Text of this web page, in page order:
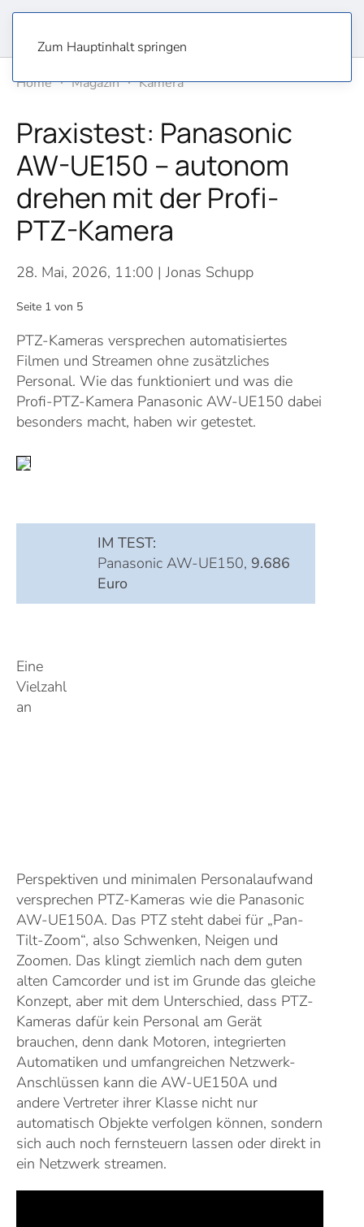
Zum Hauptinhalt springen
Home
Magazin Kamera
Praxistest: Panasonic
AW-UE150 – autonom
drehen mit der Profi-
PTZ-Kamera
28. Mai, 2026, 11:00 | Jonas Schupp
Seite 1 von 5
PTZ-Kameras versprechen automatisiertes
Filmen und Streamen ohne zusätzliches
Personal. Wie das funktioniert und was die
Profi-PTZ-Kamera Panasonic AW-UE150 dabei
besonders macht, haben wir getestet.
IM TEST:
Panasonic AW-UE150, 9.686
Euro
Eine
Vielzahl
an
Perspektiven und minimalen Personalaufwand
versprechen PTZ-Kameras wie die Panasonic
AW-UE150A. Das PTZ steht dabei für „Pan-
Tilt-Zoom“, also Schwenken, Neigen und
Zoomen. Das klingt ziemlich nach dem guten
alten Camcorder und ist im Grunde das gleiche
Konzept, aber mit dem Unterschied, dass PTZ-
Kameras dafür kein Personal am Gerät
brauchen, denn dank Motoren, integrierten
Automatiken und umfangreichen Netzwerk-
Anschlüssen kann die AW-UE150A und
andere Vertreter ihrer Klasse nicht nur
automatisch Objekte verfolgen können, sondern
sich auch noch fernsteuern lassen oder direkt in
ein Netzwerk streamen.